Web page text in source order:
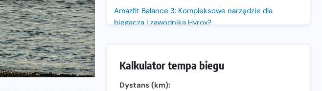
Amazfit Balance 3: Kompleksowe narzędzie dla
biegacza i zawodnika Hyrox?
Fabrykanta. Organizatorzy odkrywają trasę dzień po
dniu.
Kalkulator tempa biegu
Dystans (km):